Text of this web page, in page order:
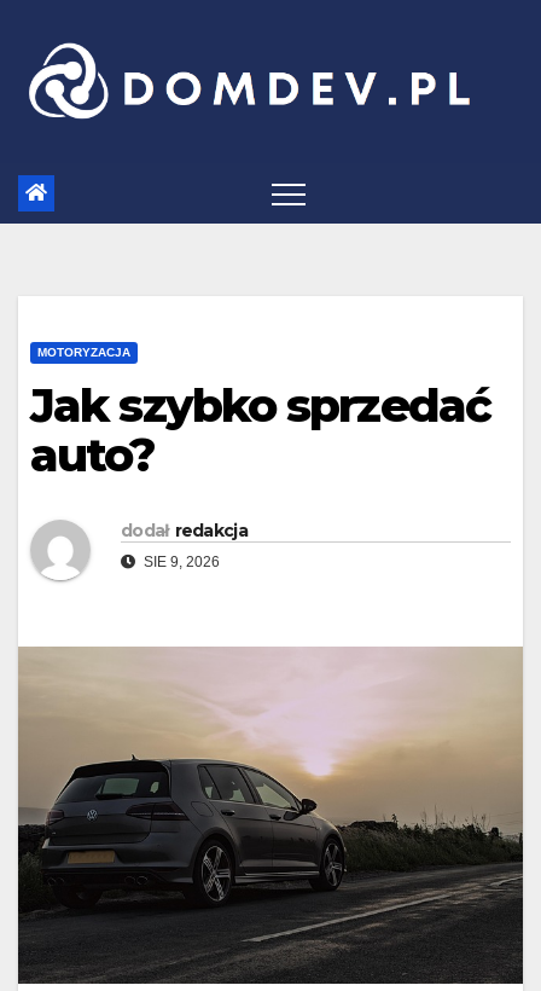
content
MOTORYZACJA
Jak szybko sprzedać
auto?
dodał redakcja
SIE 9, 2026